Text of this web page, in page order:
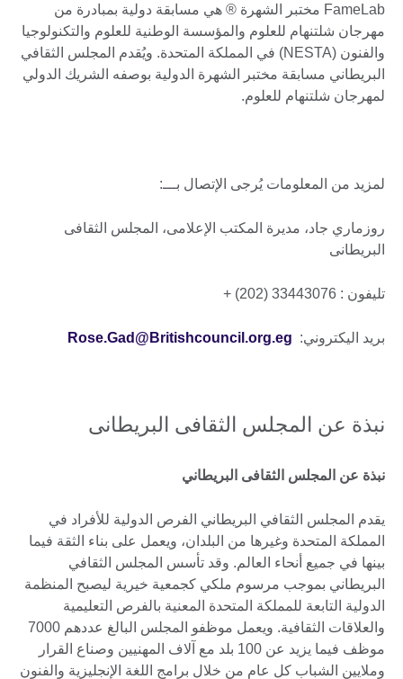
FameLab مختبر الشهرة ® هي مسابقة دولية بمبادرة من
مهرجان شلتنهام للعلوم والمؤسسة الوطنية للعلوم والتكنولوجيا
والفنون (NESTA) في المملكة المتحدة. ويُقدم المجلس الثقافي
البريطاني مسابقة مختبر الشهرة الدولية بوصفه الشريك الدولي
لمهرجان شلتنهام للعلوم.
لمزيد من المعلومات يُرجى الإتصال بـــ:
روزماري جاد، مديرة المكتب الإعلامى، المجلس الثقافى
البريطانى
تليفون : 33443076 (202) +
بريد اليكتروني: Rose.Gad@Britishcouncil.org.eg
نبذة عن المجلس الثقافى البريطانى
نبذة عن المجلس الثقافى البريطاني
يقدم المجلس الثقافي البريطاني الفرص الدولية للأفراد في
المملكة المتحدة وغيرها من البلدان، ويعمل على بناء الثقة فيما
بينها في جميع أنحاء العالم. وقد تأسس المجلس الثقافي
البريطاني بموجب مرسوم ملكي كجمعية خيرية ليصبح المنظمة
الدولية التابعة للمملكة المتحدة المعنية بالفرص التعليمية
والعلاقات الثقافية. ويعمل موظفو المجلس البالغ عددهم 7000
موظف فيما يزيد عن 100 بلد مع آلاف المهنيين وصناع القرار
وملايين الشباب كل عام من خلال برامج اللغة الإنجليزية والفنون